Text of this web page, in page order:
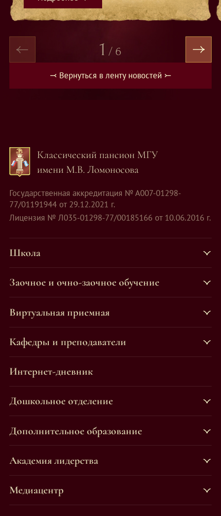
1 / 6
⤙ Вернуться в ленту новостей ⤚
Классический пансион МГУ
имени М.В. Ломоносова
Государственная аккредитация № А007-01298-
77/01191944 от 29.12.2021 г.
Лицензия № Л035-01298-77/00185166 от 10.06.2016 г.
Школа
Заочное и очно-заочное обучение
Виртуальная приемная
Кафедры и преподаватели
Интернет-дневник
Дошкольное отделение
Дополнительное образование
Академия лидерства
Медиацентр